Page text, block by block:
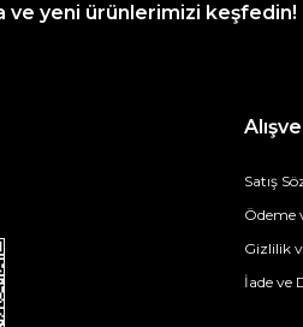
ve yeni ürünlerimizi keşfedin!
Satış
Ödeme
Gizlilik
İade ve